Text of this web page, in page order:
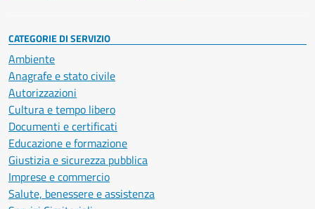
CATEGORIE DI SERVIZIO
Ambiente
Anagrafe e stato civile
Autorizzazioni
Cultura e tempo libero
Documenti e certificati
Educazione e formazione
Giustizia e sicurezza pubblica
Imprese e commercio
Salute, benessere e assistenza